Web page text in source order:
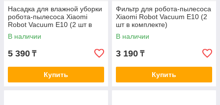
Насадка для влажной уборки
робота-пылесоса Xiaomi
Robot Vacuum E10 (2 шт в
комплекте)
В наличии
5 390 ₸
Купить
Фильтр для робота-пылесоса
Xiaomi Robot Vacuum E10 (2
шт в комплекте)
В наличии
3 190 ₸
Купить